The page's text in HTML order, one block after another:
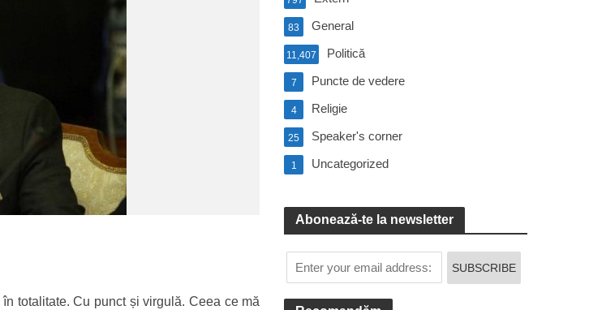
totalitate. Cu punct și virgulă. Ceea ce mă
General
83
Politică
11,407
Puncte de vedere
7
Religie
4
Speaker's corner
25
Uncategorized
1
Abonează-te la newsletter